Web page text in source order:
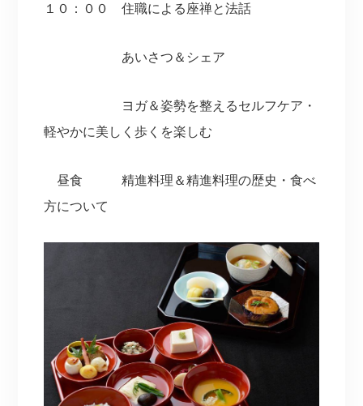
１０：００ 住職による座禅と法話
あいさつ＆シェア
ヨガ＆姿勢を整えるセルフケア・
軽やかに美しく歩くを楽しむ
昼食 精進料理＆精進料理の歴史・食べ
方について